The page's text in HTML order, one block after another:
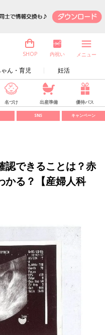
ん・育児 妊活
SHOP 内祝い メニュー
名づけ 出産準備 優待パス
SNS キャンペーン
認できることは？赤
かる？【産婦人科